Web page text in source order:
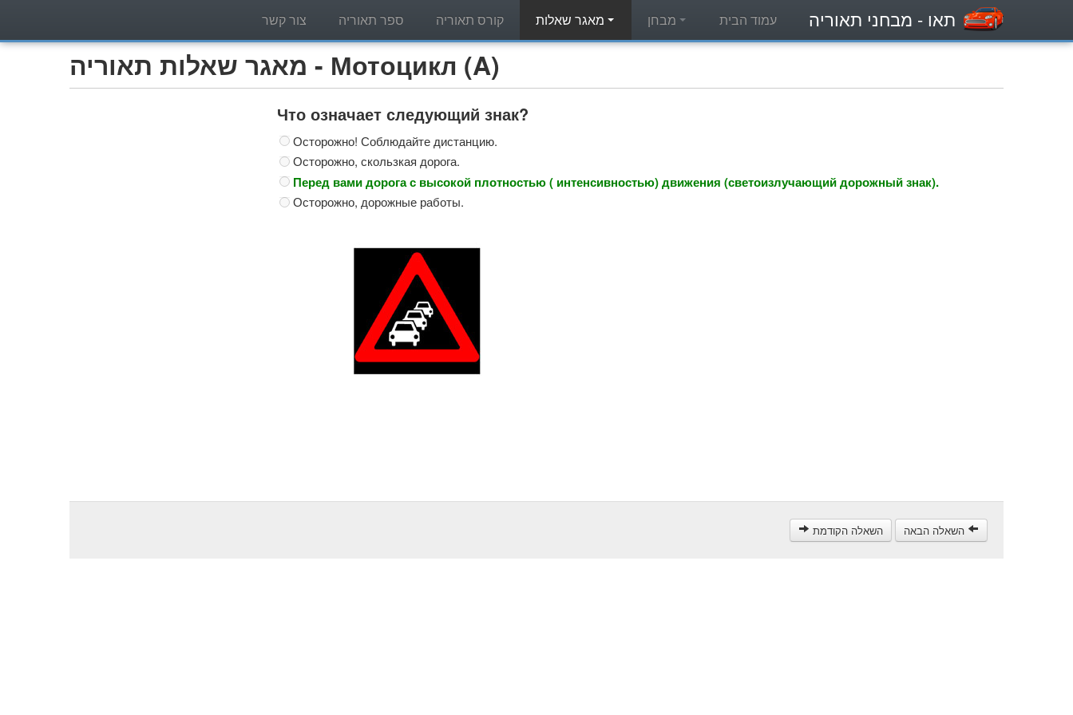
תאו - מבחני תאוריה עמוד הבית קורס תאוריה ספר תאוריה צור קשר
מאגר שאלות תאוריה - Мотоцикл (A)
Что означает следующий знак?
Осторожно! Соблюдайте дистанцию.
Осторожно, скользкая дорога.
Перед вами дорога с высокой плотностью ( интенсивностью) движения (светоизлучающий дорожный знак).
Осторожно, дорожные работы.
השאלה הקודמת